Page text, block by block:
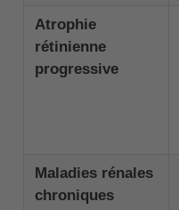
Atrophie
rétinienne
progressive
Maladies rénales
chroniques